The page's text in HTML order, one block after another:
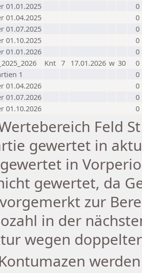
01.01.2025
0
01.04.2025
0
01.07.2025
0
01.10.2025
0
01.01.2026
0
Knt 7 17.01.2026 w 30
0
1
0
01.04.2026
0
01.07.2026
0
01.10.2026
0
Feld
gewertet in
in
gewertet, da
zur
in der
wegen
Kontumazen